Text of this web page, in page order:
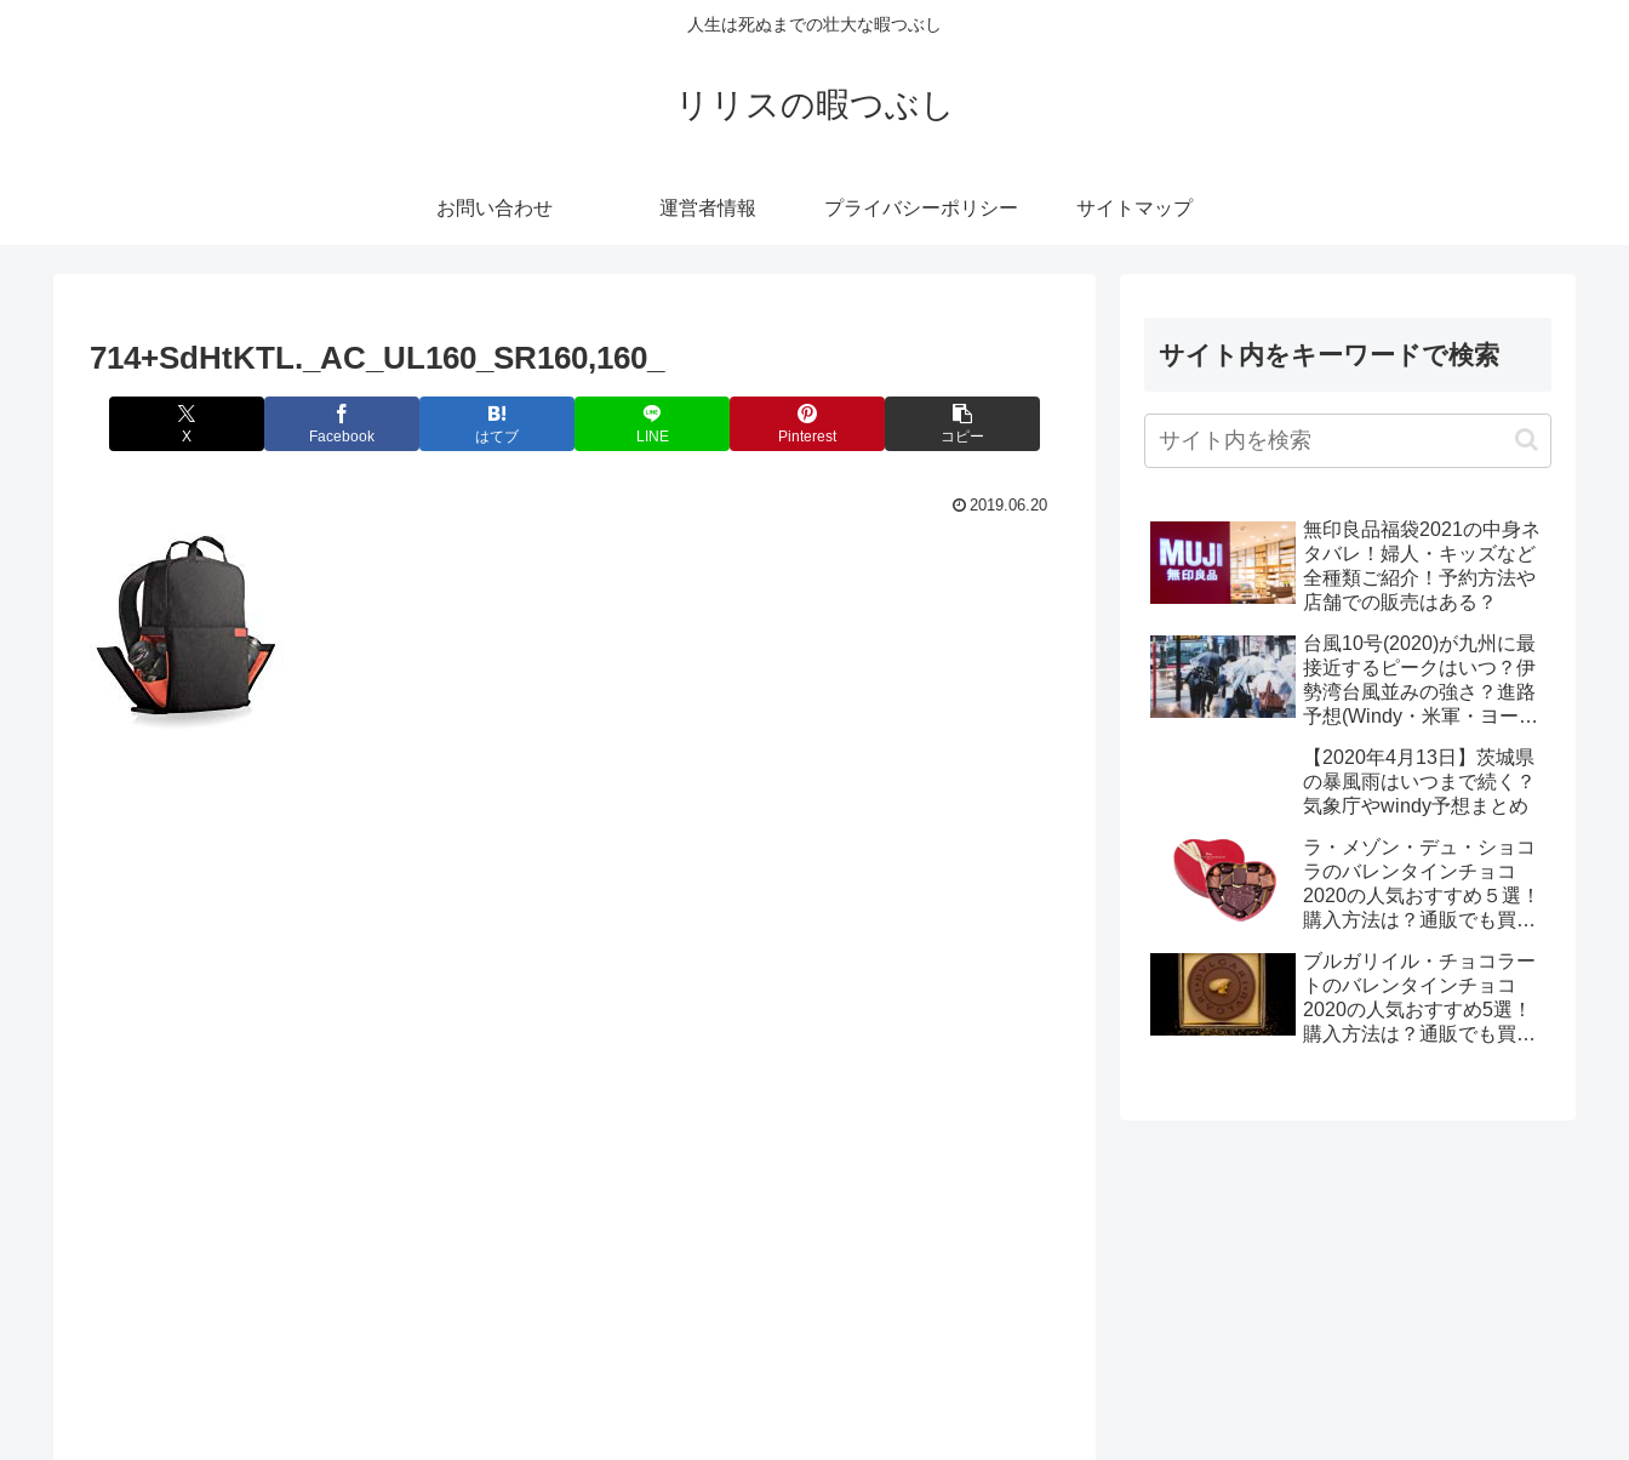
人生は死ぬまでの壮大な暇つぶし
リリスの暇つぶし
お問い合わせ 運営者情報 プライバシーポリシー サイトマップ
714+SdHtKTL._AC_UL160_SR160,160_
X Facebook はてブ LINE Pinterest コピー
2019.06.20
サイト内をキーワードで検索
無印良品福袋2021の中身ネ
タバレ！婦人・キッズなど
全種類ご紹介！予約方法や
店舗での販売はある？
台風10号(2020)が九州に最
接近するピークはいつ？伊
勢湾台風並みの強さ？進路
予想(Windy・米軍・ヨーロ
【2020年4月13日】茨城県
の暴風雨はいつまで続く？
気象庁やwindy予想まとめ
ラ・メゾン・デュ・ショコ
ラのバレンタインチョコ
2020の人気おすすめ５選！
購入方法は？通販でも買え
ブルガリイル・チョコラー
トのバレンタインチョコ
2020の人気おすすめ5選！
購入方法は？通販でも買え